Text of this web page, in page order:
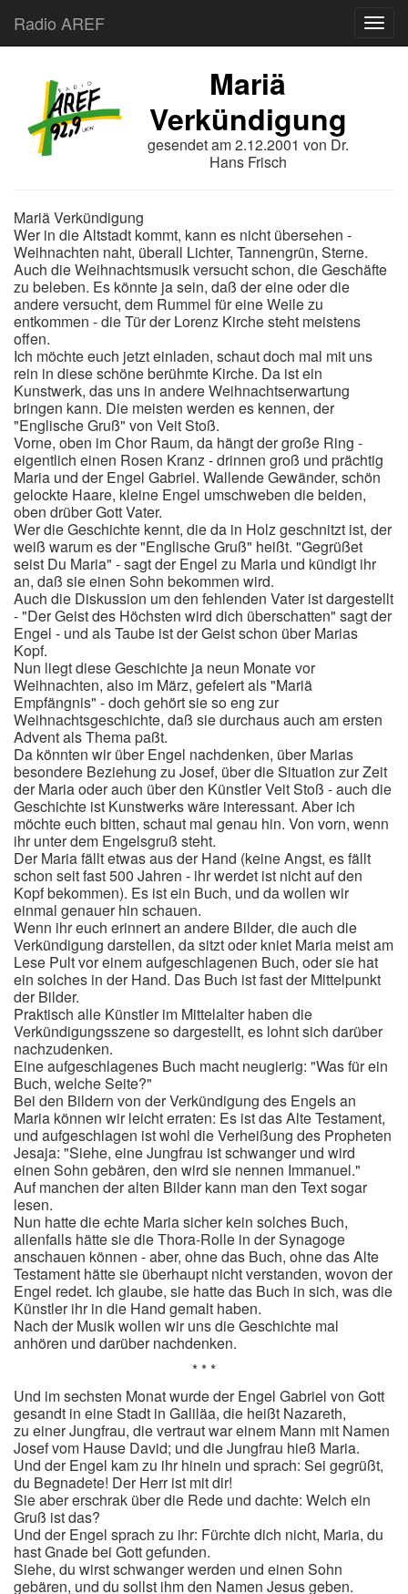
Radio AREF
Mariä
Verkündigung
gesendet am2.12.2001 von Dr.
Hans Frisch
Mariä Verkündigung
Wer in die Altstadt kommt, kann es nicht übersehen -
Weihnachten naht, überall Lichter, Tannengrün, Sterne.
Auch die Weihnachtsmusik versucht schon, die Geschäfte
zu beleben. Es könnte ja sein, daß der eine oder die
andere versucht, dem Rummel für eine Weile zu
entkommen - die Tür der Lorenz Kirche steht meistens
offen.
Ich möchte euch jetzt einladen, schaut doch mal mit uns
rein in diese schöne berühmte Kirche. Da ist ein
Kunstwerk, das uns in andere Weihnachtserwartung
bringen kann. Die meisten werden es kennen, der
"Englische Gruß" von Veit Stoß.
Vorne, oben im Chor Raum, da hängt der große Ring -
eigentlich einen Rosen Kranz - drinnen groß und prächtig
Maria und der Engel Gabriel. Wallende Gewänder, schön
gelockte Haare, kleine Engel umschweben die beiden,
oben drüber Gott Vater.
Wer die Geschichte kennt, die da in Holz geschnitzt ist, der
weiß warum es der "Englische Gruß" heißt. "Gegrüßet
seist Du Maria" - sagt der Engel zu Maria und kündigt ihr
an, daß sie einen Sohn bekommen wird.
Auch die Diskussion um den fehlenden Vater ist dargestellt
- "Der Geist des Höchsten wird dich überschatten" sagt der
Engel - und als Taube ist der Geist schon über Marias
Kopf.
Nun liegt diese Geschichte ja neun Monate vor
Weihnachten, also im März, gefeiert als "Mariä
Empfängnis" - doch gehört sie so eng zur
Weihnachtsgeschichte, daß sie durchaus auch am ersten
Advent als Thema paßt.
Da könnten wir über Engel nachdenken, über Marias
besondere Beziehung zu Josef, über die Situation zur Zeit
der Maria oder auch über den Künstler Veit Stoß - auch die
Geschichte ist Kunstwerks wäre interessant. Aber ich
möchte euch bitten, schaut mal genau hin. Von vorn, wenn
ihr unter dem Engelsgruß steht.
Der Maria fällt etwas aus der Hand (keine Angst, es fällt
schon seit fast 500 Jahren - ihr werdet ist nicht auf den
Kopf bekommen). Es ist ein Buch, und da wollen wir
einmal genauer hin schauen.
Wenn ihr euch erinnert an andere Bilder, die auch die
Verkündigung darstellen, da sitzt oder kniet Maria meist am
Lese Pult vor einem aufgeschlagenen Buch, oder sie hat
ein solches in der Hand. Das Buch ist fast der Mittelpunkt
der Bilder.
Praktisch alle Künstler im Mittelalter haben die
Verkündigungsszene so dargestellt, es lohnt sich darüber
nachzudenken.
Eine aufgeschlagenes Buch macht neugierig: "Was für ein
Buch, welche Seite?"
Bei den Bildern von der Verkündigung des Engels an
Maria können wir leicht erraten: Es ist das Alte Testament,
und aufgeschlagen ist wohl die Verheißung des Propheten
Jesaja: "Siehe, eine Jungfrau ist schwanger und wird
einen Sohn gebären, den wird sie nennen Immanuel."
Auf manchen der alten Bilder kann man den Text sogar
lesen.
Nun hatte die echte Maria sicher kein solches Buch,
allenfalls hätte sie die Thora-Rolle in der Synagoge
anschauen können - aber, ohne das Buch, ohne das Alte
Testament hätte sie überhaupt nicht verstanden, wovon der
Engel redet. Ich glaube, sie hatte das Buch in sich, was die
Künstler ihr in die Hand gemalt haben.
Nach der Musik wollen wir uns die Geschichte mal
anhören und darüber nachdenken.
* * *
Und im sechsten Monat wurde der Engel Gabriel von Gott
gesandt in eine Stadt in Galiläa, die heißt Nazareth,
zu einer Jungfrau, die vertraut war einem Mann mit Namen
Josef vom Hause David; und die Jungfrau hieß Maria.
Und der Engel kam zu ihr hinein und sprach: Sei gegrüßt,
du Begnadete! Der Herr ist mit dir!
Sie aber erschrak über die Rede und dachte: Welch ein
Gruß ist das?
Und der Engel sprach zu ihr: Fürchte dich nicht, Maria, du
hast Gnade bei Gott gefunden.
Siehe, du wirst schwanger werden und einen Sohn
gebären, und du sollst ihm den Namen Jesus geben.